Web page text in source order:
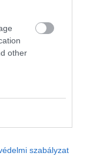
other
szabályzat
a valóságot